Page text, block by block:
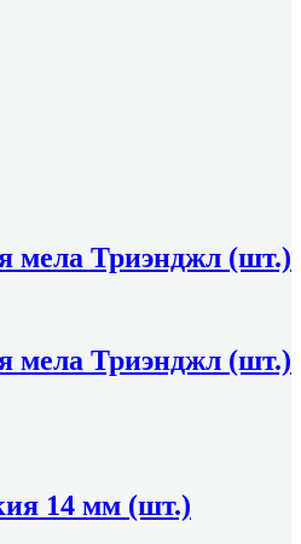
мела Триэнджл (шт.)
мела Триэнджл (шт.)
14 мм (шт.)